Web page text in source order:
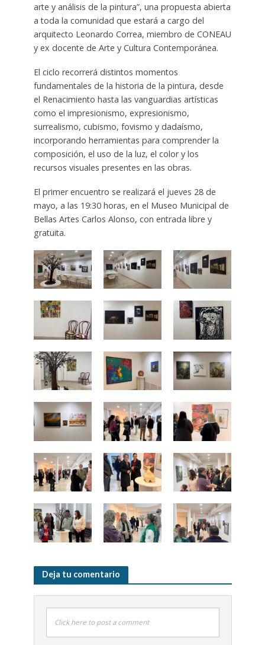
arte y análisis de la pintura”, una propuesta abierta
a toda la comunidad que estará a cargo del
arquitecto Leonardo Correa, miembro de CONEAU
y ex docente de Arte y Cultura Contemporánea.
El ciclo recorrerá distintos momentos
fundamentales de la historia de la pintura, desde
el Renacimiento hasta las vanguardias artísticas
como el impresionismo, expresionismo,
surrealismo, cubismo, fovismo y dadaísmo,
incorporando herramientas para comprender la
composición, el uso de la luz, el color y los
recursos visuales presentes en las obras.
El primer encuentro se realizará el jueves 28 de
mayo, a las 19:30 horas, en el Museo Municipal de
Bellas Artes Carlos Alonso, con entrada libre y
gratuita.
Deja tu comentario
Click here to post a comment